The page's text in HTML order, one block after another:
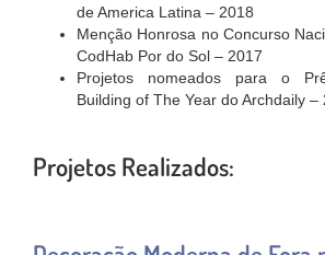
de America Latina – 2018
Menção Honrosa no Concurso
CodHab Por do Sol – 2017
Projetos nomeados para o
Building of The Year do Archdaily
Projetos Realizados: